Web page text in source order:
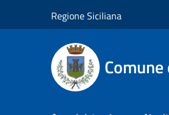
Regione Siciliana